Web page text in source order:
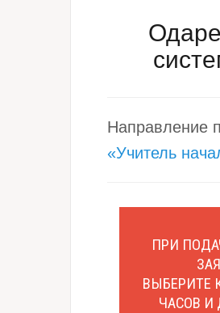
Направление
«Учитель
ПРИ
ВЫБЕРИТЕ
ЧАСОВ И